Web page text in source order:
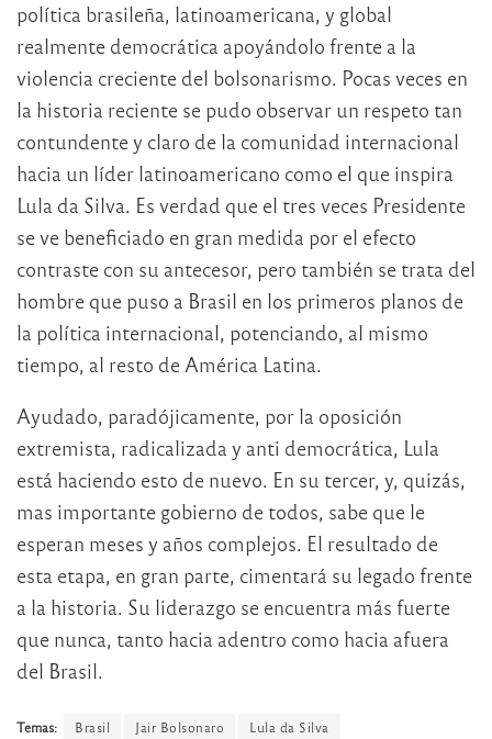
política brasileña, latinoamericana, y global
realmente democrática apoyándolo frente a la
violencia creciente del bolsonarismo. Pocas veces en
la historia reciente se pudo observar un respeto tan
contundente y claro de la comunidad internacional
hacia un líder latinoamericano como el que inspira
Lula da Silva. Es verdad que el tres veces Presidente
se ve beneficiado en gran medida por el efecto
contraste con su antecesor, pero también se trata del
hombre que puso a Brasil en los primeros planos de
la política internacional, potenciando, al mismo
tiempo, al resto de América Latina.
Ayudado, paradójicamente, por la oposición
extremista, radicalizada y anti democrática, Lula
está haciendo esto de nuevo. En su tercer, y, quizás,
mas importante gobierno de todos, sabe que le
esperan meses y años complejos. El resultado de
esta etapa, en gran parte, cimentará su legado frente
a la historia. Su liderazgo se encuentra más fuerte
que nunca, tanto hacia adentro como hacia afuera
del Brasil.
Temas: Brasil Jair Bolsonaro Lula da Silva